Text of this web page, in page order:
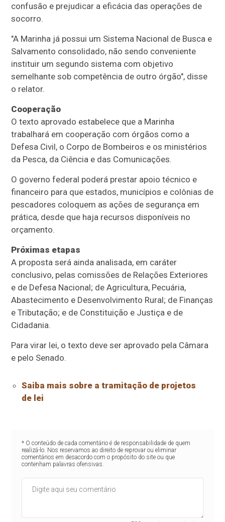
confusão e prejudicar a eficácia das operações de
socorro.
"A Marinha já possui um Sistema Nacional de Busca e
Salvamento consolidado, não sendo conveniente
instituir um segundo sistema com objetivo
semelhante sob competência de outro órgão", disse
o relator.
Cooperação
O texto aprovado estabelece que a Marinha
trabalhará em cooperação com órgãos como a
Defesa Civil, o Corpo de Bombeiros e os ministérios
da Pesca, da Ciência e das Comunicações.
O governo federal poderá prestar apoio técnico e
financeiro para que estados, municípios e colônias de
pescadores coloquem as ações de segurança em
prática, desde que haja recursos disponíveis no
orçamento.
Próximas etapas
A proposta será ainda analisada, em caráter
conclusivo, pelas comissões de Relações Exteriores
e de Defesa Nacional; de Agricultura, Pecuária,
Abastecimento e Desenvolvimento Rural; de Finanças
e Tributação; e de Constituição e Justiça e de
Cidadania.
Para virar lei, o texto deve ser aprovado pela Câmara
e pelo Senado.
Saiba mais sobre a tramitação de projetos
de lei
* O conteúdo de cada comentário é de responsabilidade de quem
realizá-lo. Nos reservamos ao direito de reprovar ou eliminar
comentários em desacordo com o propósito do site ou que
contenham palavras ofensivas.